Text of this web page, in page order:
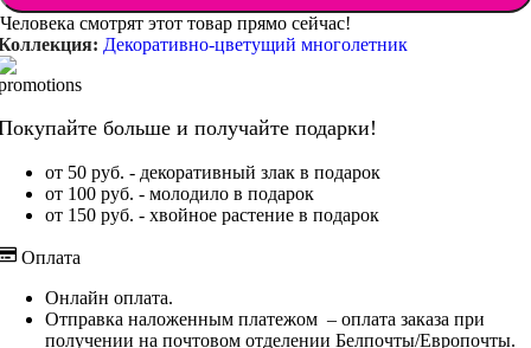
Человека смотрят этот товар прямо сейчас!
Декоративно-цветущий многолетник
больше и получайте подарки!
от 50 руб. - декоративный злак в подарок
от 100 руб. - молодило в подарок
от 150 руб. - хвойное растение в подарок
Оплата
Онлайн оплата.
Отправка наложенным платежом – оплата заказа при
получении на почтовом отделении Белпочты/Европочты.